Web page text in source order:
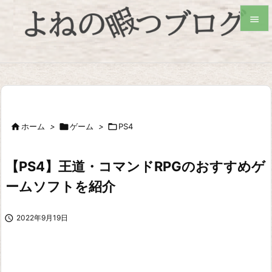

ホーム > ゲーム > PS4
【PS4】王道・コマンドRPGのおすすめゲ
ームソフトを紹介
 2022年9月19日